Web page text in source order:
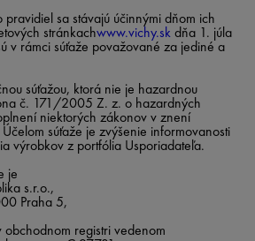
pravidiel sa stávajú účinnými dňom ich
stránkachwww.vichy.skdňa 1. júla
v rámci súťaže považované za jediné a
súťažou, ktorá nie je hazardnou
č. 171/2005 Z. z. o hazardných
niektorých zákonov v znení
súťaže je zvýšenie informovanosti
výrobkov z portfólia Usporiadateľa.
je
s.r.o.,
Praha 5,
registri vedenom